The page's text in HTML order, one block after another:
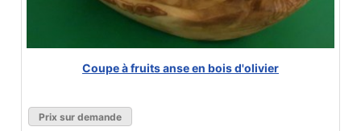
Coupe à fruits anse en bois d'olivier
Prix sur demande